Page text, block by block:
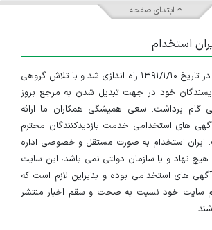
ابتدای صفحه
استخدام
سایت ایران استخدام در تاریخ ۱۳۹۱/۱/۱۰ راه اندازی شد و با تلاش گروهی
خود در جهت تبدیل شدن به مرجع بروز
گام برداشت. سعی همیشگی همکاران ما ارائه
های استخدامی خدمت بازدیدکنندگان محترم
ایران استخدام به صورت مستقل و خصوصی اداره
نهاد و یا سازمان دولتی نمی باشد، این سایت
های استخدامی بوده و بنابراین لازم است که
سایت خود نسبت به صحت و سقم اخبار منتشر